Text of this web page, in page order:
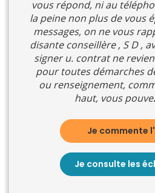
vous répond, ni au
la peine non plus de vous
messages, on ne vous
disante conseillère , S D ,
signer u. contrat ne
pour toutes démarches
ou renseignement,
haut, vous
Je commente
Je consulte les